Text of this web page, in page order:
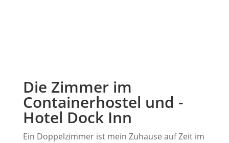
Die Zimmer im
Containerhostel und -
Hotel Dock Inn
Ein Doppelzimmer ist mein Zuhause auf Zeit im